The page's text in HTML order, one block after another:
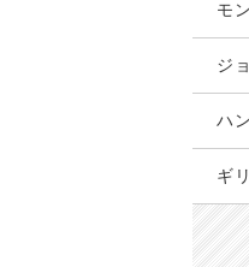
モ
ジ
ハ
ギ